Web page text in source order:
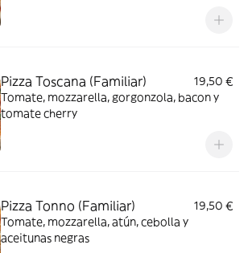
Pizza Toscana (Familiar)
19,50 €
Tomate, mozzarella, gorgonzola, bacon y
tomate cherry
Pizza Tonno (Familiar)
19,50 €
Tomate, mozzarella, atún, cebolla y
aceitunas negras